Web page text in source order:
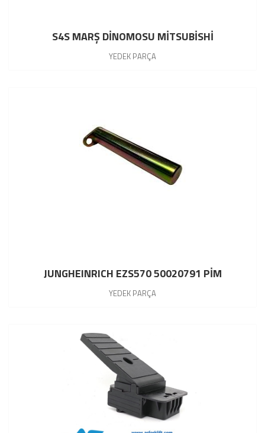
S4S MARŞ DİNOMOSU MİTSUBİSHİ
YEDEK PARÇA
JUNGHEINRICH EZS570 50020791 PİM
YEDEK PARÇA